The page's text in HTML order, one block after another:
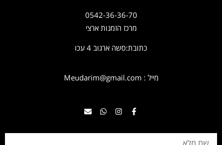
0542-36-36-70
מרכז הזמנות ארצי
כתובת:סשה ארגוב 4 עכו
מייל : Meudarim@gmail.com